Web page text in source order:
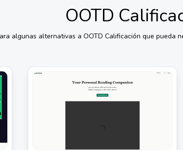
OOTD
algunas alternativas a OOTD Calificación que pueda